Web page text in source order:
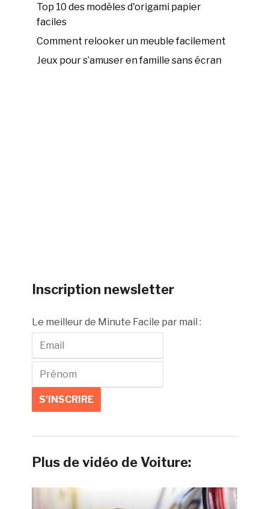
Top 10 des modèles d'origami papier
faciles
Comment relooker un meuble facilement
Jeux pour s’amuser en famille sans écran
Inscription newsletter
Le meilleur de Minute Facile par mail :
Plus de vidéo de Voiture: